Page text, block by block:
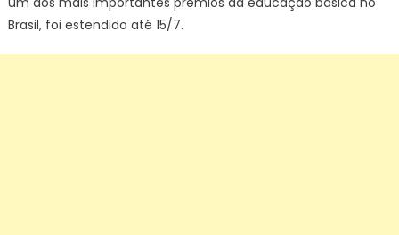
Brasil, foi estendido até 15/7.